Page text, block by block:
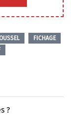
FICHAGE
?